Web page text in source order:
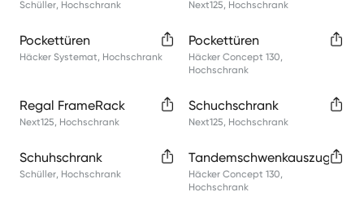
Schüller, Hochschrank Next125, Hochschrank
Pockettüren
Häcker Systemat, Hochschrank
Pockettüren
Häcker Concept 130,
Hochschrank
Regal FrameRack
Next125, Hochschrank
Schuchschrank
Next125, Hochschrank
Schuhschrank
Schüller, Hochschrank
Tandemschwenkauszug
Häcker Concept 130,
Hochschrank